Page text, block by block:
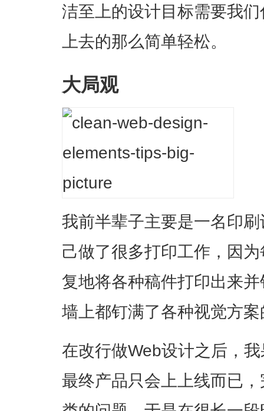
洁至上的设计目标需要我
上去的那么简单轻松。
大局观
我前半辈子主要是一名印
己做了很多打印工作，因
复地将各种稿件打印出来
墙上都钉满了各种视觉方
在改行做Web设计之后，
最终产品只会上上线而已